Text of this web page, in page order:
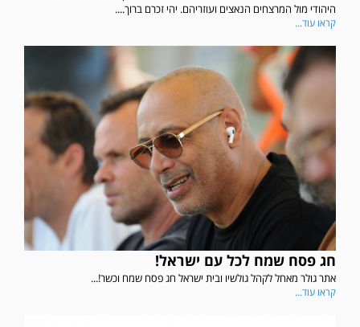
היהודי מול המרצחים הנאצים ועוזריהם. יהי זכרם ברוך....
קראו עוד...
חג פסח שמח לכל עם ישראל!
אתר גולר מאחל לקהל גולשיו ובית ישראל חג פסח שמח וכשר!...
קראו עוד...